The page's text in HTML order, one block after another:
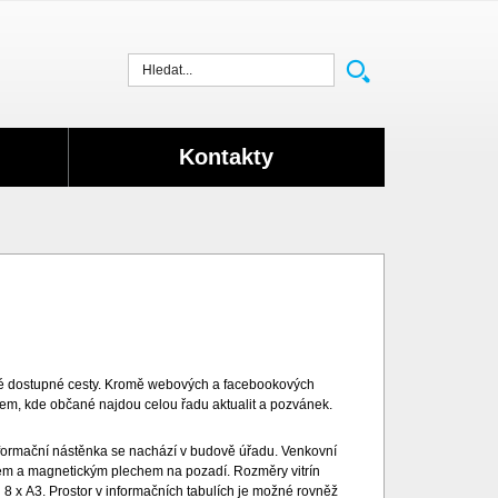
cesty. Kromě webových a facebookových
kde občané najdou celou řadu aktualit a pozvánek.
nástěnka se nachází v budově úřadu. Venkovní
a magnetickým plechem na pozadí. Rozměry vitrín
x A3. Prostor v informačních tabulích je možné rovněž
Kontakty